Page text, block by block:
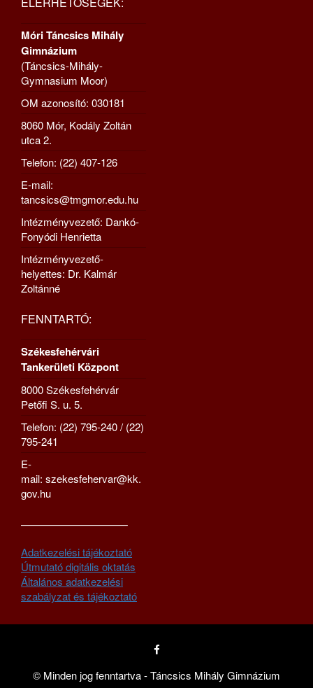
Móri Táncsics Mihály
Gimnázium
(Táncsics-Mihály-
Gymnasium Moor)
OM azonosító: 030181
8060 Mór, Kodály Zoltán
utca 2.
Telefon: (22) 407-126
E-mail:
tancsics@tmgmor.edu.hu
Intézményvezető: Dankó-
Fonyódi Henrietta
Intézményvezető-
helyettes: Dr. Kalmár
Zoltánné
FENNTARTÓ:
Székesfehérvári
Tankerületi Központ
8000 Székesfehérvár
Petőfi S. u. 5.
Telefon: (22) 795-240 / (22)
795-241
E-
mail: szekesfehervar@kk.
gov.hu
—————————–
Adatkezelési tájékoztató
Útmutató digitális oktatás
Általános adatkezelési
szabályzat és tájékoztató
© Minden jog fenntartva - Táncsics Mihály Gimnázium